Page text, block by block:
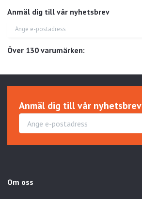
Anmäl dig till vår nyhetsbrev
Över 130 varumärken:
Anmäl dig till vår nyhetsbrev
Om oss